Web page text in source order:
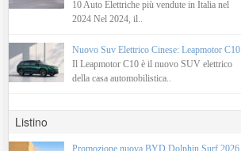
10 Auto Elettriche più vendute in Italia nel
2024 Nel 2024, il..
Nuovo Suv Elettrico Cinese: Leapmotor C10
Il Leapmotor C10 è il nuovo SUV elettrico
della casa automobilistica..
Listino
Promozione nuova BYD Dolphin Surf 2026